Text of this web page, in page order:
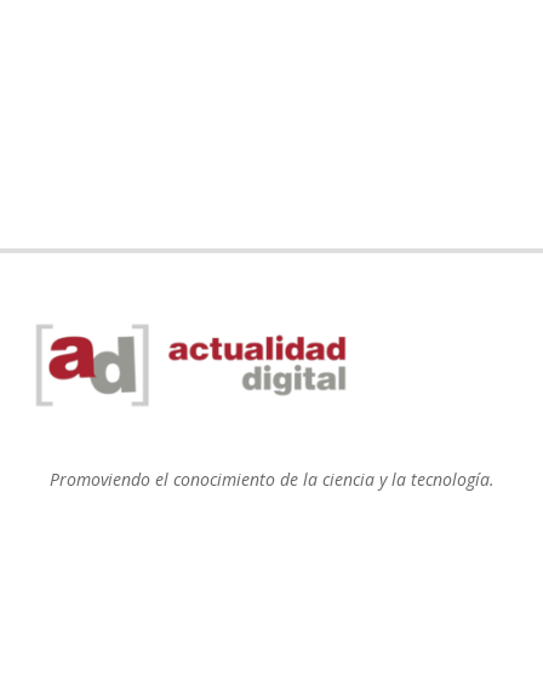
Promoviendo el conocimiento de la ciencia y la tecnología.